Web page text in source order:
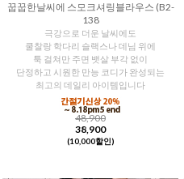
꿉꿉한날씨에 스모크셔링블라우스 (B2-
138
극강으로 더운 날씨에도
쿨찰랑 학다리 슬랙스나 데님 위에
툭 걸쳐만 주면 뱃살 부각 없이
단정하고 시원한 만능 코디가 완성되는
최고의 데일리 아이템입니다
48,900
38,900
(10,000할인)